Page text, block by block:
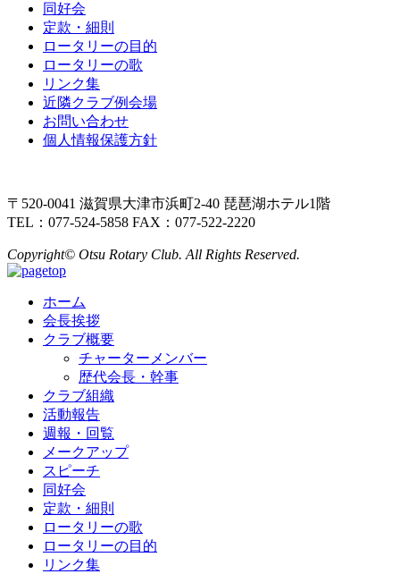
同好会
定款・細則
ロータリーの目的
ロータリーの歌
リンク集
近隣クラブ例会場
お問い合わせ
個人情報保護方針
〒520-0041 滋賀県大津市浜町2-40 琵琶湖ホテル1階
TEL：077-524-5858 FAX：077-522-2220
Copyright© Otsu Rotary Club. All Rights Reserved.
ホーム
会長挨拶
クラブ概要
チャーターメンバー
歴代会長・幹事
クラブ組織
活動報告
週報・回覧
メークアップ
スピーチ
同好会
定款・細則
ロータリーの歌
ロータリーの目的
リンク集